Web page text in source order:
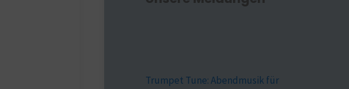
Trumpet Tune: Abendmusik für